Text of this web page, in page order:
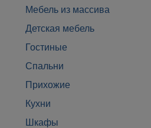
Мебель из массива
Детская мебель
Гостиные
Спальни
Прихожие
Кухни
Шкафы